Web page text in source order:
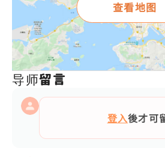
查看地图
导师留言
登入後才可